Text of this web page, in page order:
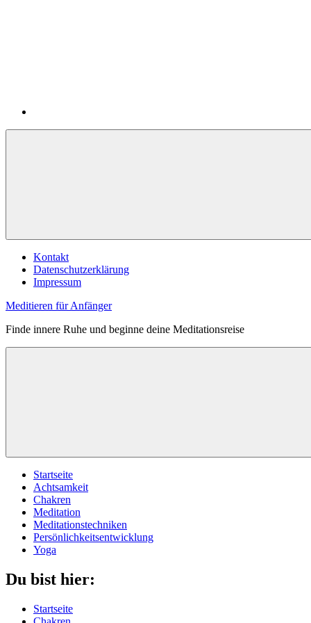
Kontakt
Datenschutzerklärung
Impressum
Meditieren für Anfänger
Finde innere Ruhe und beginne deine Meditationsreise
Startseite
Achtsamkeit
Chakren
Meditation
Meditationstechniken
Persönlichkeitsentwicklung
Yoga
Du bist hier:
Startseite